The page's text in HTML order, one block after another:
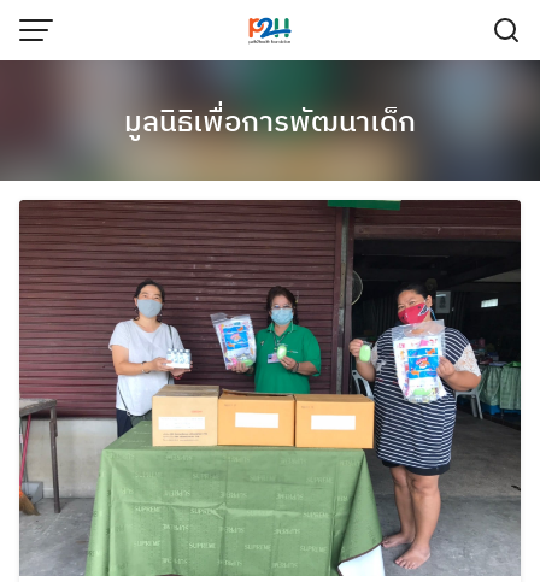
มูลนิธิเพื่อการพัฒนาเด็ก